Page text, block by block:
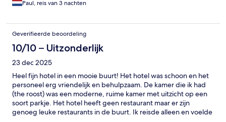
Paul, reis van 3 nachten
Geverifieerde beoordeling
10/10 – Uitzonderlijk
23 dec 2025
Heel fijn hotel in een mooie buurt! Het hotel was schoon en het
personeel erg vriendelijk en behulpzaam. De kamer die ik had
(the roost) was een moderne, ruime kamer met uitzicht op een
soort parkje. Het hotel heeft geen restaurant maar er zijn
genoeg leuke restaurants in de buurt. Ik reisde alleen en voelde